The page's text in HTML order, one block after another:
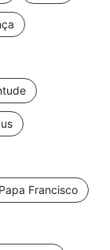
Papa Francisco